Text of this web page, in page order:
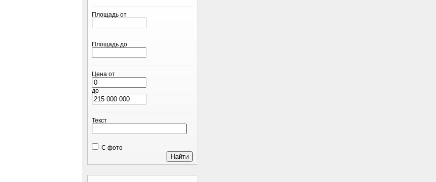
Площадь от
Площадь до
Цена от
до
Текст
С фото